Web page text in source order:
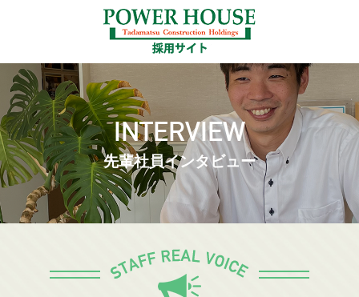
INTERVIEW
先輩社員インタビュー